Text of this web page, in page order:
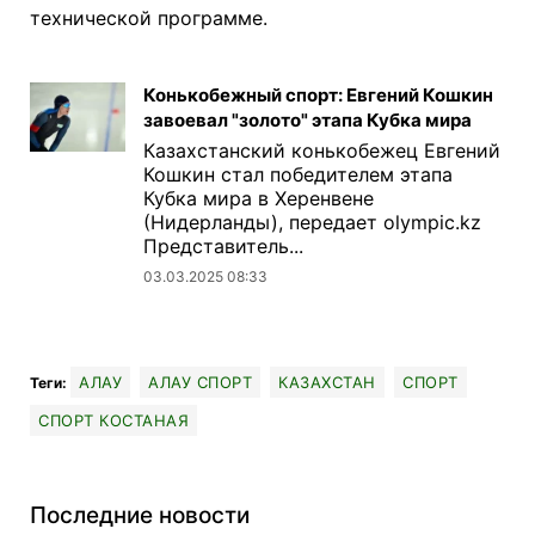
технической программе.
Конькобежный спорт: Евгений Кошкин
завоевал "золото" этапа Кубка мира
Казахстанский конькобежец Евгений
Кошкин стал победителем этапа
Кубка мира в Херенвене
(Нидерланды), передает olympic.kz
Представитель...
03.03.2025 08:33
Теги: АЛАУ АЛАУ СПОРТ КАЗАХСТАН
СПОРТ
СПОРТ КОСТАНАЯ
Последние новости